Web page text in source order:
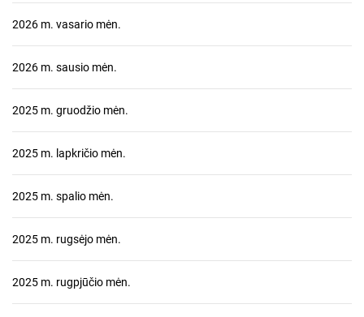
2026 m. vasario mėn.
2026 m. sausio mėn.
2025 m. gruodžio mėn.
2025 m. lapkričio mėn.
2025 m. spalio mėn.
2025 m. rugsėjo mėn.
2025 m. rugpjūčio mėn.